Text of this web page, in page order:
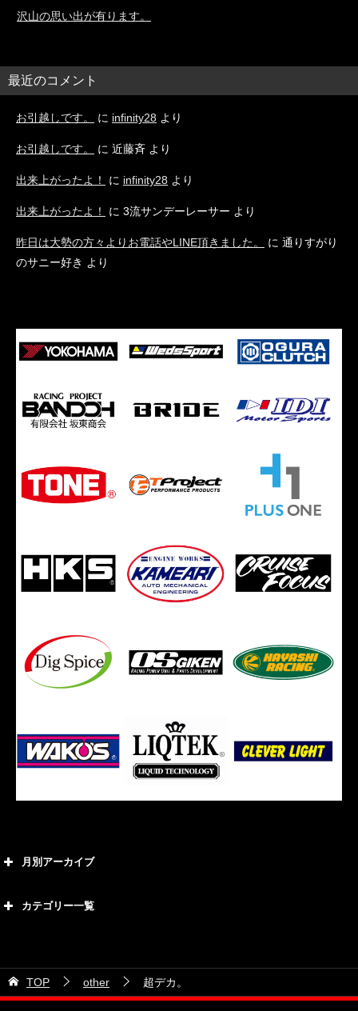
沢山の思い出が有ります。
最近のコメント
お引越しです。 に infinity28 より
お引越しです。 に 近藤斉 より
出来上がったよ！ に infinity28 より
出来上がったよ！ に 3流サンデーレーサー より
昨日は大勢の方々よりお電話やLINE頂きました。 に 通りすがり
のサニー好き より
月別アーカイブ
2026年5月
2026年4月
カテゴリー一覧
21号車
28号車
TOP other 超デカ。